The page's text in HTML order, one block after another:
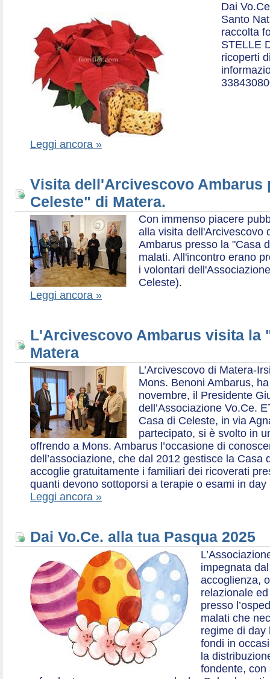
Dai
Santo
raccolta
STELLE
ricoperti
Leggi ancora »
Visita dell'Arcivescovo Ambarus
Celeste" di Matera.
Con immenso piacere
alla visita dell'Arcivescovo
Ambarus presso la "Casa
malati. All'incontro erano
i volontari
Celeste).
Leggi ancora »
L'Arcivescovo Ambarus visita la
Matera
L’Arcivescovo di Matera-
Mons. Benoni Ambarus,
novembre, il Presidente
dell’Associazione Vo.Ce.
Casa di Celeste, in via
partecipato, si è svolto in
offrendo a Mons. Ambarus l’occasione di
dell’associazione, che dal 2012 gestisce la Casa
accoglie gratuitamente i familiari dei ricoverati
quanti devono sottoporsi a terapie o esami in day
Leggi ancora »
Dai Vo.Ce. alla tua Pasqua 2025
impegnata
accoglienza,
relazionale
presso
malati che
regime di day
fondi in
la
fondente, con